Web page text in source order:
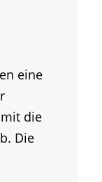
eine
die
Die